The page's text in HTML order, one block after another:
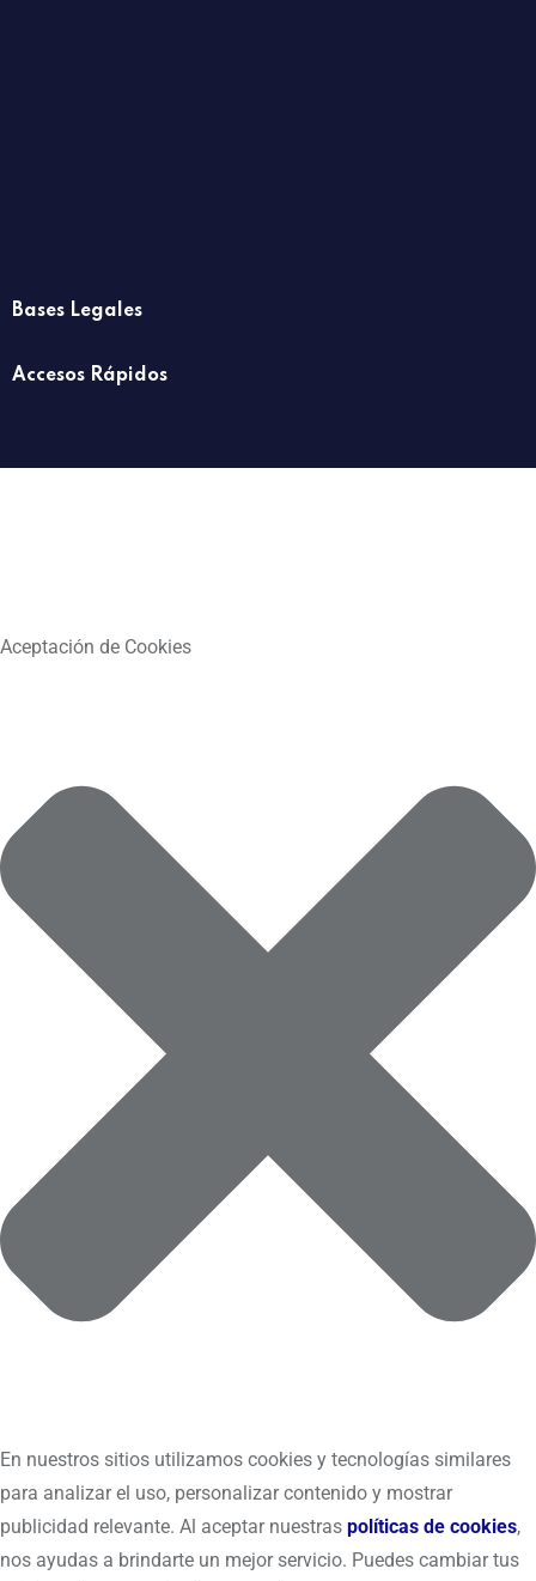
Bases Legales
Accesos Rápidos
Aceptación de Cookies
En nuestros sitios utilizamos cookies y tecnologías similares
para analizar el uso, personalizar contenido y mostrar
publicidad relevante. Al aceptar nuestras políticas de cookies,
nos ayudas a brindarte un mejor servicio. Puedes cambiar tus